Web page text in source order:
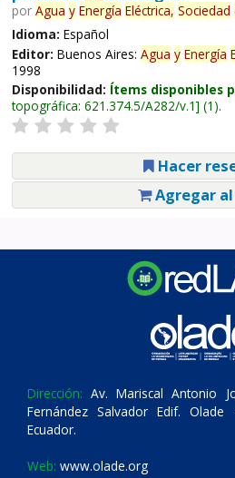
por Agua y Energía Eléctrica, Sociedad
Idioma: Español
Editor: Buenos Aires: Agua y Energía
1998
Disponibilidad: Ítems disponibles
topográfica: 621.374.5/A282/v.1 (1).
Hacer
Agregar
Dirección: Av. Mariscal Antonio
Fernández Salvador Edif.
Ecuador.
Web: www.olade.org